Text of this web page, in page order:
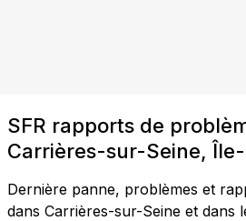
SFR rapports de
Carrières-sur-Seine,
Dernière panne, problèmes et
dans Carrières-sur-Seine et dans